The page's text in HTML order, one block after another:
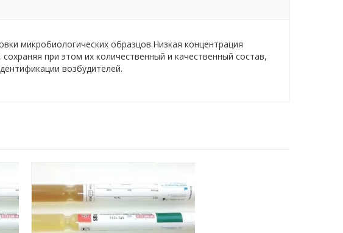
микробиологических образцов.Низкая концентрация
при этом их количественный и качественный состав,
возбудителей.